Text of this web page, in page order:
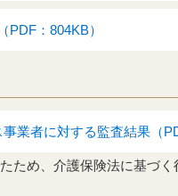
：804KB）
業者に対する監査結果（
ため、介護保険法に基づ